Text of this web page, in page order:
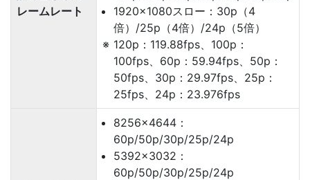
レームレート
1920×1080スロー：30p（4
倍）/25p（4倍）/24p（5倍）
120p：119.88fps、100p：
100fps、60p：59.94fps、50p：
50fps、30p：29.97fps、25p：
25fps、24p：23.976fps
8256×4644：
60p/50p/30p/25p/24p
5392×3032：
60p/50p/30p/25p/24p